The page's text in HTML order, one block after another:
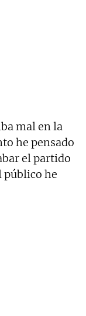
mal en la
he pensado
el partido
público he